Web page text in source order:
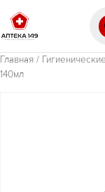
Главная /
140мл